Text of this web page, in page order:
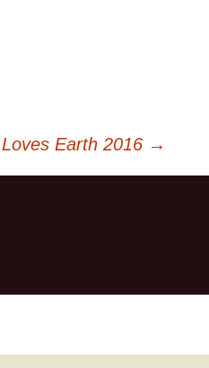
Earth 2016 →